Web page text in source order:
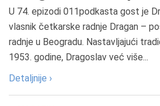
U 74. epizodi 011podkasta gost je
vlasnik četkarske radnje Dragan –
radnje u Beogradu. Nastavljajući
1953. godine, Dragoslav već više...
Detaljnije ›